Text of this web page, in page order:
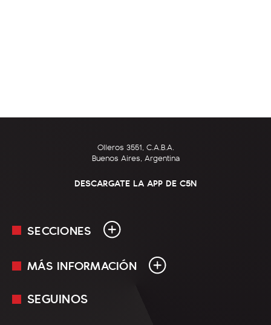
Olleros 3551, C.A.B.A.
Buenos Aires, Argentina
DESCARGATE LA APP DE C5N
SECCIONES
En Vivo
MÁS INFORMACIÓN
Mediakit
SEGUINOS